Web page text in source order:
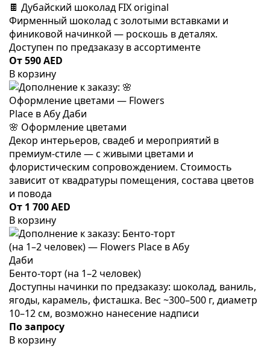
🍫 Дубайский шоколад FIX original
Фирменный шоколад с золотыми вставками и
финиковой начинкой — роскошь в деталях.
Доступен по предзаказу в ассортименте
От 590 AED
В корзину
🌸 Оформление цветами
Декор интерьеров, свадеб и мероприятий в
премиум-стиле — с живыми цветами и
флористическим сопровождением. Стоимость
зависит от квадратуры помещения, состава цветов
и повода
От 1 700 AED
В корзину
Бенто-торт (на 1–2 человек)
Доступны начинки по предзаказу: шоколад, ваниль,
ягоды, карамель, фисташка. Вес ~300–500 г, диаметр
10–12 см, возможно нанесение надписи
По запросу
В корзину